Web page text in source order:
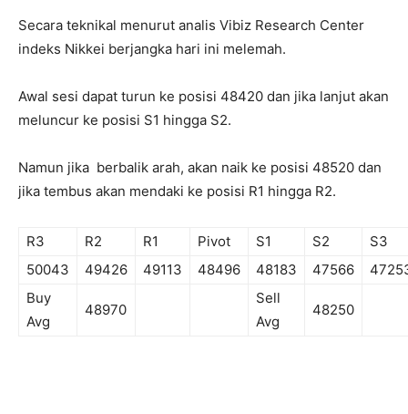
Secara teknikal menurut analis Vibiz Research Center
indeks Nikkei berjangka hari ini melemah.
Awal sesi dapat turun ke posisi 48420 dan jika lanjut akan
meluncur ke posisi S1 hingga S2.
Namun jika berbalik arah, akan naik ke posisi 48520 dan
jika tembus akan mendaki ke posisi R1 hingga R2.
R3 R2 R1 Pivot S1 S2
S3
50043
49426 49113 48496 48183 47566
Buy
Avg
48970
Sell
Avg
48250